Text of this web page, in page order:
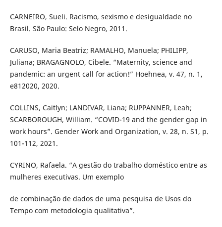
CARNEIRO, Sueli. Racismo, sexismo e desigualdade no
Brasil. São Paulo: Selo Negro, 2011.
CARUSO, Maria Beatriz; RAMALHO, Manuela; PHILIPP,
Juliana; BRAGAGNOLO, Cibele. “Maternity, science and
pandemic: an urgent call for action!” Hoehnea, v. 47, n. 1,
e812020, 2020.
COLLINS, Caitlyn; LANDIVAR, Liana; RUPPANNER, Leah;
SCARBOROUGH, William. “COVID-19 and the gender gap in
work hours”. Gender Work and Organization, v. 28, n. S1, p.
101-112, 2021.
CYRINO, Rafaela. “A gestão do trabalho doméstico entre as
mulheres executivas. Um exemplo
de combinação de dados de uma pesquisa de Usos do
Tempo com metodologia qualitativa”.